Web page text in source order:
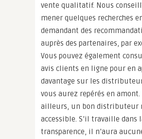
vente qualitatif. Nous
mener quelques recherches
demandant des
auprès des partenaires, par
Vous pouvez également
avis clients en ligne pour en
davantage sur les
vous aurez repérés en amont.
ailleurs, un bon distributeur
accessible. S’il travaille dans
transparence, il n’aura